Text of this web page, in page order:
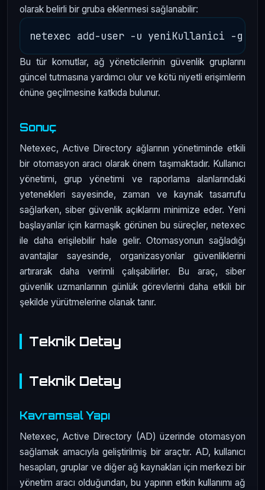
olarak belirli bir gruba eklenmesi sağlanabilir:
Bu tür komutlar, ağ yöneticilerinin güvenlik gruplarını
güncel tutmasına yardımcı olur ve kötü niyetli erişimlerin
önüne geçilmesine katkıda bulunur.
Sonuç
Netexec, Active Directory ağlarının yönetiminde etkili
bir otomasyon aracı olarak önem taşımaktadır. Kullanıcı
yönetimi, grup yönetimi ve raporlama alanlarındaki
yetenekleri sayesinde, zaman ve kaynak tasarrufu
sağlarken, siber güvenlik açıklarını minimize eder. Yeni
başlayanlar için karmaşık görünen bu süreçler, netexec
ile daha erişilebilir hale gelir. Otomasyonun sağladığı
avantajlar sayesinde, organizasyonlar güvenliklerini
artırarak daha verimli çalışabilirler. Bu araç, siber
güvenlik uzmanlarının günlük görevlerini daha etkili bir
şekilde yürütmelerine olanak tanır.
Teknik Detay
Teknik Detay
Kavramsal Yapı
Netexec, Active Directory (AD) üzerinde otomasyon
sağlamak amacıyla geliştirilmiş bir araçtır. AD, kullanıcı
hesapları, gruplar ve diğer ağ kaynakları için merkezi bir
yönetim aracı olduğundan, bu yapının etkin kullanımı ağ